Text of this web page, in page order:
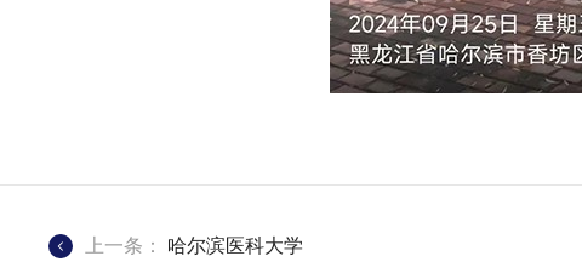
上一条： 哈尔滨医科大学